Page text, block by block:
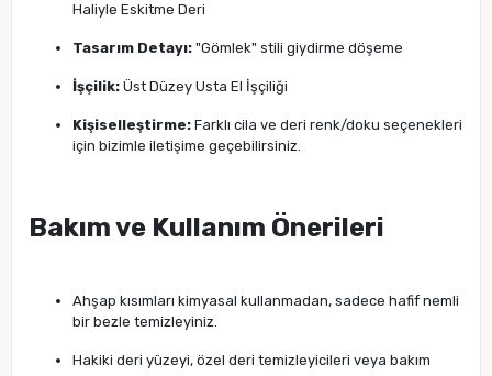
Haliyle Eskitme Deri
Tasarım Detayı: "Gömlek" stili giydirme döşeme
İşçilik: Üst Düzey Usta El İşçiliği
Kişiselleştirme: Farklı cila ve deri renk/doku seçenekleri
için bizimle iletişime geçebilirsiniz.
Bakım ve Kullanım Önerileri
Ahşap kısımları kimyasal kullanmadan, sadece hafif nemli
bir bezle temizleyiniz.
Hakiki deri yüzeyi, özel deri temizleyicileri veya bakım